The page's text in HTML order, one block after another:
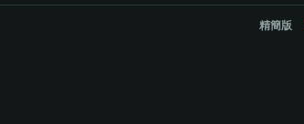
精簡版